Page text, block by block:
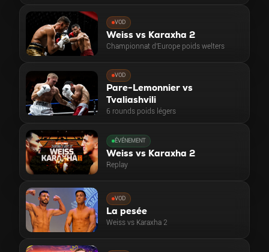
VOD
Weiss vs Karaxha 2
Championnat d'Europe poids welters
VOD
Pare-Lemonnier vs
Tvaliashvili
6 rounds poids légers
ÉVÉNEMENT
Weiss vs Karaxha 2
Replay
VOD
La pesée
Weiss vs Karaxha 2